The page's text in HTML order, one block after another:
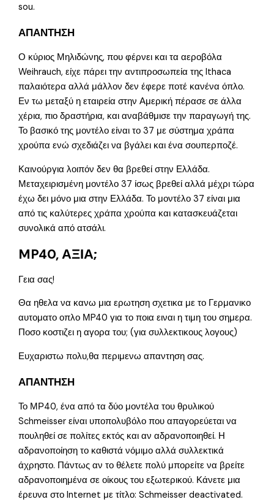
sou.
ΑΠΑΝΤΗΣΗ
Ο κύριος Μηλιδώνης, που φέρνει και τα αεροβόλα
Weihrauch, είχε πάρει την αντιπροσωπεία της Ithaca
παλαιότερα αλλά μάλλον δεν έφερε ποτέ κανένα όπλο.
Εν τω μεταξύ η εταιρεία στην Αμερική πέρασε σε άλλα
χέρια, πιο δραστήρια, και αναβάθμισε την παραγωγή της.
Το βασικό της μοντέλο είναι το 37 με σύστημα χράπα
χρούπα ενώ σχεδιάζει να βγάλει και ένα σουπερποζέ.
Καινούργια λοιπόν δεν θα βρεθεί στην Ελλάδα.
Μεταχειρισμένη μοντέλο 37 ίσως βρεθεί αλλά μέχρι τώρα
έχω δει μόνο μια στην Ελλάδα. Το μοντέλο 37 είναι μια
από τις καλύτερες χράπα χρούπα και κατασκευάζεται
συνολικά από ατσάλι.
MP40, ΑΞΙΑ;
Γεια σας!
Θα ηθελα να κανω μια ερωτηση σχετικα με το Γερμανικο
αυτοματο οπλο ΜP40 για το ποια ειναι η τιμη του σημερα.
Ποσο κοστιζει η αγορα του; (για συλλεκτικους λογους)
Ευχαριστω πολυ,θα περιμενω απαντηση σας.
ΑΠΑΝΤΗΣΗ
Το ΜΡ40, ένα από τα δύο μοντέλα του θρυλικού
Schmeisser είναι υποπολυβόλο που απαγορεύεται να
πουληθεί σε πολίτες εκτός και αν αδρανοποιηθεί. Η
αδρανοποίηση το καθιστά νόμιμο αλλά συλλεκτικά
άχρηστο. Πάντως αν το θέλετε πολύ μπορείτε να βρείτε
αδρανοποιημένα σε οίκους του εξωτερικού. Κάνετε μια
έρευνα στο Internet με τίτλο: Schmeisser deactivated.